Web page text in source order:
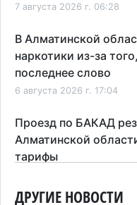
7 августа 2026 г. 06:28
В Алматинской
наркотики из-за
последнее слово
6 августа 2026 г. 17:04
Проезд по БАКАД
Алматинской
тарифы
ДРУГИЕ НОВОСТИ